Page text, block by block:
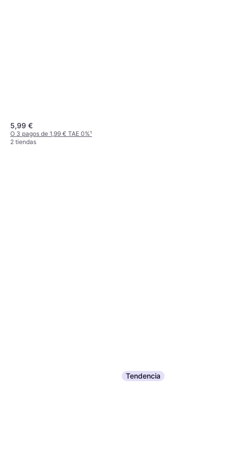
5,99 €
O 3 pagos de 1,99 € TAE 0%¹
2 tiendas
Tendencia